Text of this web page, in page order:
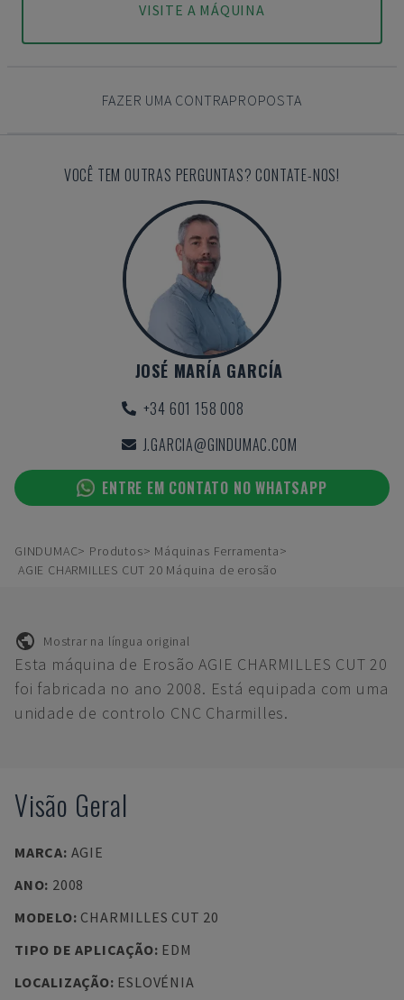
VISITE A MÁQUINA
FAZER UMA CONTRAPROPOSTA
VOCÊ TEM OUTRAS PERGUNTAS? CONTATE-NOS!
JOSÉ MARÍA GARCÍA
+34 601 158 008
J.GARCIA@GINDUMAC.COM
ENTRE EM CONTATO NO WHATSAPP
GINDUMAC Produtos
Máquinas Ferramenta
AGIE CHARMILLES CUT 20 Máquina de erosão
Mostrar na língua original
Esta máquina de Erosão AGIE CHARMILLES CUT 20
foi fabricada no ano 2008. Está equipada com uma
unidade de controlo CNC Charmilles.
Visão Geral
MARCA: AGIE
ANO: 2008
MODELO: CHARMILLES CUT 20
TIPO DE APLICAÇÃO: EDM
LOCALIZAÇÃO: ESLOVÉNIA